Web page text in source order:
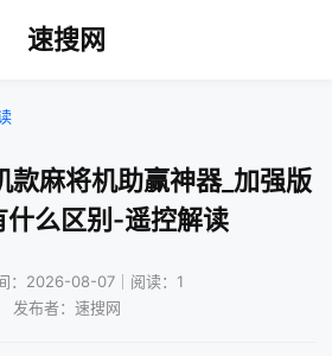
速搜网
款麻将机助赢神器_加强版
什么区别-遥控解读
：2026-08-07｜阅读：1
发布者：速搜网